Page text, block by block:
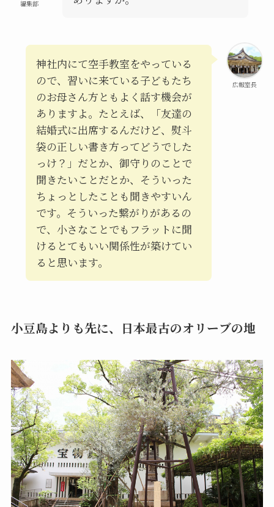
編集部
広報室長
神社内にて空手教室をやっている
ので、習いに来ている子どもたち
のお母さん方ともよく話す機会が
ありますよ。たとえば、「友達の
結婚式に出席するんだけど、熨斗
袋の正しい書き方ってどうでした
っけ？」だとか、御守りのことで
聞きたいことだとか、そういった
ちょっとしたことも聞きやすいん
です。そういった繋がりがあるの
で、小さなことでもフラットに聞
けるとてもいい関係性が築けてい
ると思います。
小豆島よりも先に、日本最古のオリーブの地